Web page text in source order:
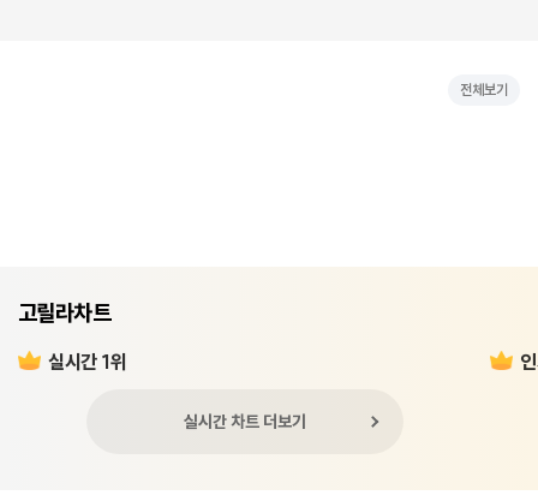
전체보기
고릴라차트
실시간 1위
실시간 차트 더보기